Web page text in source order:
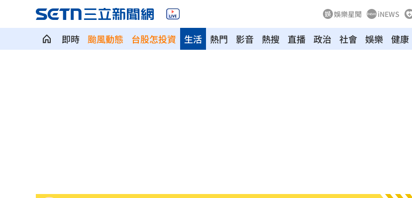
娛樂星聞 iNEWS
即時 颱風動態 台股怎投資 熱門 影音 熱搜 直播 政治 社會 娛樂
生活 健康